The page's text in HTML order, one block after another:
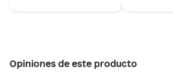
Opiniones de este producto